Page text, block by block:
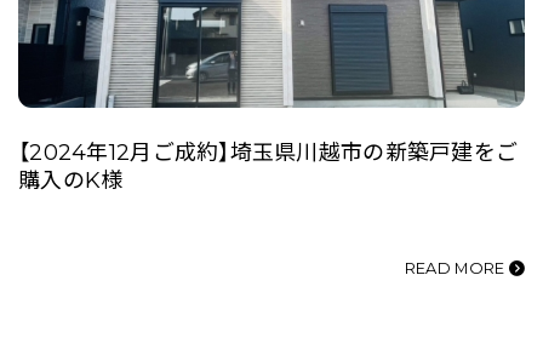
【2024年12月ご成約】埼玉県川越市の新築戸建をご
購入のK様
READ MORE